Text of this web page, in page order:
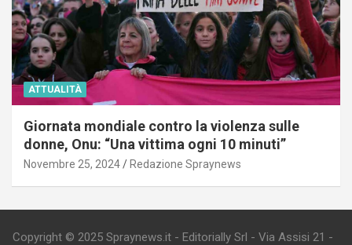
ATTUALITÀ
Giornata mondiale contro la violenza sulle
donne, Onu: “Una vittima ogni 10 minuti”
Novembre 25, 2024 Redazione Spraynews
Copyright © 2025 Spraynews.it - Editorially Srl - Via Assisi 21 -